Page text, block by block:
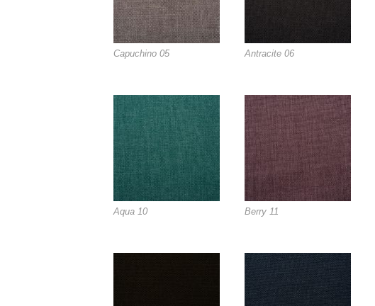
Capuchino 05 Antracite 06
Aqua 10 Berry 11